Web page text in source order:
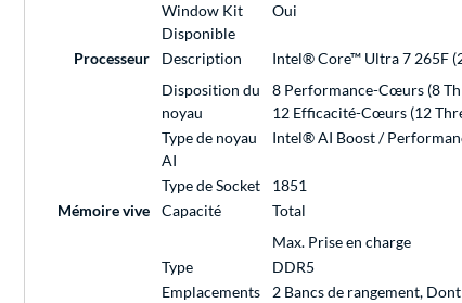
Window Kit
Disponible
Oui
Processeur Description
Intel® Core™ Ultra 7 265F
Disposition du
noyau
8 Performance-Cœurs (8
12 Efficacité-Cœurs (12
Type de noyau
AI
Intel® AI Boost /
Type de Socket
1851
Mémoire vive
Capacité Total
Max. Prise en charge
Type
DDR5
Emplacements
2 Bancs de rangement,